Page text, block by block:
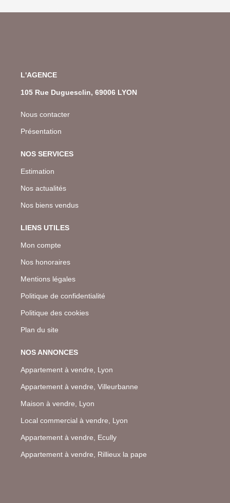
L'AGENCE
105 Rue Duguesclin, 69006 LYON
Nous contacter
Présentation
NOS SERVICES
Estimation
Nos actualités
Nos biens vendus
LIENS UTILES
Mon compte
Nos honoraires
Mentions légales
Politique de confidentialité
Politique des cookies
Plan du site
NOS ANNONCES
Appartement à vendre, Lyon
Appartement à vendre, Villeurbanne
Maison à vendre, Lyon
Local commercial à vendre, Lyon
Appartement à vendre, Ecully
Appartement à vendre, Rillieux la pape